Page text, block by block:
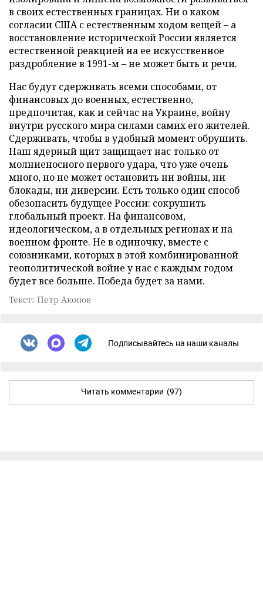
в своих естественных границах. Ни о каком
согласии США с естественным ходом вещей – а
восстановление исторической России является
естественной реакцией на ее искусственное
раздробление в 1991-м – не может быть и речи.
Нас будут сдерживать всеми способами, от
финансовых до военных, естественно,
предпочитая, как и сейчас на Украине, войну
внутри русского мира силами самих его жителей.
Сдерживать, чтобы в удобный момент обрушить.
Наш ядерный щит защищает нас только от
молниеносного первого удара, что уже очень
много, но не может остановить ни войны, ни
блокады, ни диверсии. Есть только один способ
обезопасить будущее России: сокрушить
глобальный проект. На финансовом,
идеологическом, а в отдельных регионах и на
военном фронте. Не в одиночку, вместе с
союзниками, которых в этой комбинированной
геополитической войне у нас с каждым годом
будет все больше. Победа будет за нами.
Текст: Петр Акопов
Подписывайтесь на наши каналы
Читать комментарии (97)